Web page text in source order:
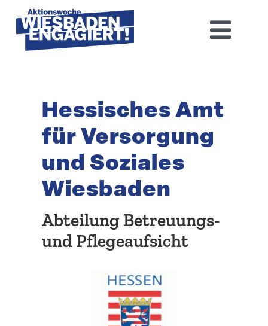
content
Aktions­woche 2026
Basis-Infos
Dokumen­tation 2025
Aktuelles
Kontakt
Suche
Hessi­sches Amt
für Versorgung
und Soziales
Wiesbaden
Abteilung Betreuungs-
und Pflegeaufsicht